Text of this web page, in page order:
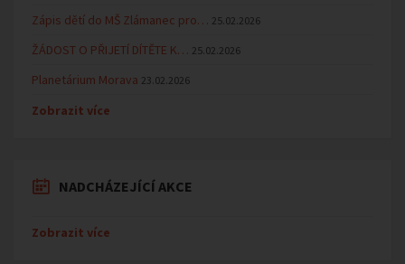
Zápis dětí do MŠ Zlámanec pro… 25.02.2026
ŽÁDOST O PŘIJETÍ DÍTĚTE K… 25.02.2026
Planetárium Morava 23.02.2026
Zobrazit více
NADCHÁZEJÍCÍ AKCE
Zobrazit více